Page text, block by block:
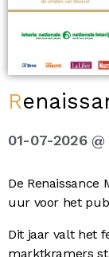
01-07-2026 @
De Renaissance
uur voor het
Dit jaar valt het
marktkramers